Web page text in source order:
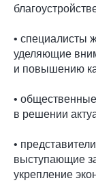
• специалисты
уделяющие
и повышению
•
в решении
•
выступающие
укрепление